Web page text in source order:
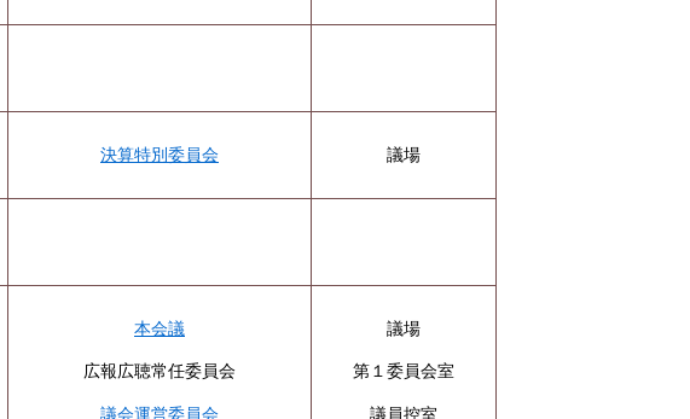
決算特別委員会 議場
本会議
広報広聴常任委員会
議会運営委員会
議場
第１委員会室
議員控室